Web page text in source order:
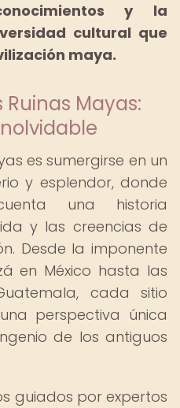
y la
cultural que
maya.
Mayas:
es sumergirse en un
y esplendor, donde
una historia
y las creencias de
Desde la imponente
en México hasta las
cada sitio
perspectiva única
de los antiguos
guiados por expertos